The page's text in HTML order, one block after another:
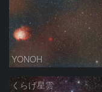
YONOH
くらげ星雲